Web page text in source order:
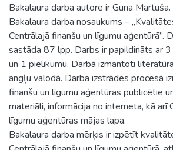
Bakalaura darba autore ir Guna Martuša.
Bakalaura darba nosaukums –
Centrālajā finanšu un līgumu aģentūrā”.
sastāda 87 lpp. Darbs ir papildināts ar
un 1 pielikumu. Darbā izmantoti
angļu valodā. Darba izstrādes procesā
finanšu un līgumu aģentūras publicētie
materiāli, informācija no interneta, kā arī
līgumu aģentūras mājas lapa.
Bakalaura darba mērķis ir izpētīt